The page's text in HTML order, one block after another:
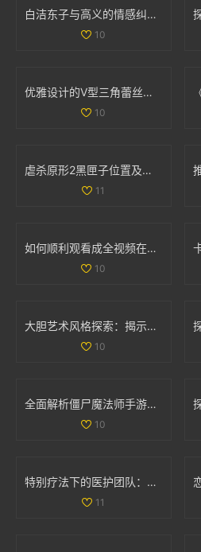
白洁东子与高义的情感纠葛与生活轨迹探讨
10
优雅设计的V型三角蕾丝内裤，舒适与魅力并存的完美选择
10
虐杀原形2黑匣子位置及坐标详细解析与分布图分享
11
如何顺利观看成全视频在线播放的详细教程与指南
10
大胆艺术风格探索：揭示创意与表达的无限可能
10
全面解析僵尸魔法师手游与决胜时刻僵尸模式的攻略与技巧
10
特别疗法下的医护团队：双重角色与责任分析
11